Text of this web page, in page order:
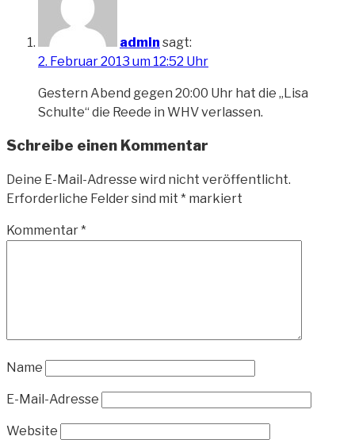
admin sagt:
2. Februar 2013 um 12:52 Uhr
Gestern Abend gegen 20:00 Uhr hat die „Lisa
Schulte“ die Reede in WHV verlassen.
Schreibe einen Kommentar
Deine E-Mail-Adresse wird nicht veröffentlicht.
Erforderliche Felder sind mit * markiert
Kommentar*
Name
E-Mail-Adresse
Website